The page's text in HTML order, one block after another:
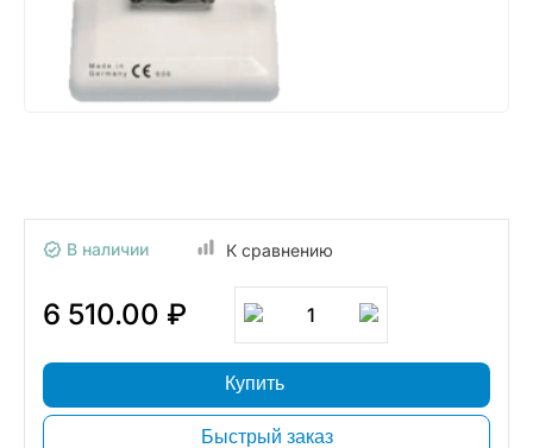
В наличии К сравнению
6 510.00 ₽ 1
Купить
Быстрый заказ